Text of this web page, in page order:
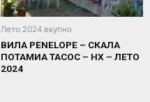
Лето 2024 вкупно
ВИЛА PENELOPE – СКАЛА
ПОТАМИА ТАСОС – НХ – ЛЕТО
2024